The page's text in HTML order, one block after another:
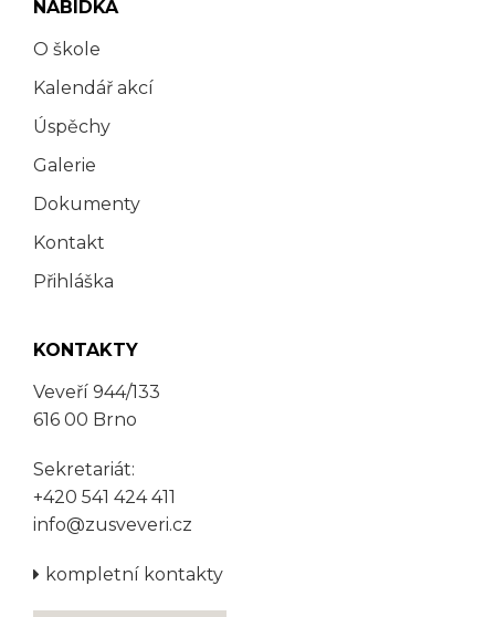
NABÍDKA
O škole
Kalendář akcí
Úspěchy
Galerie
Dokumenty
Kontakt
Přihláška
KONTAKTY
Veveří 944/133
616 00 Brno
Sekretariát:
+420 541 424 411
info@zusveveri.cz
kompletní kontakty